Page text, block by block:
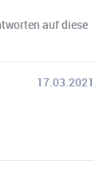
auf diese
17.03.2021